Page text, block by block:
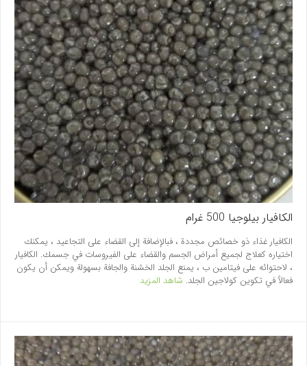
الکافیار بیلوجیا 500 غرام
الكافيار غذاء ذو خصائص مجددة ، فبالإضافة إلى القضاء على التجاعيد ، يمكنك
اختياره كعلاج لجميع أمراض الجسم والقضاء على الفيروسات في جسمك. الكافيار
، لاحتوائه على فيتامين ب ، يمنع الجلد الخشنة والجافة بسهولة ويمكن أن يكون
فعالاً في تكوين كولاجين الجلد. شاهد المزيد